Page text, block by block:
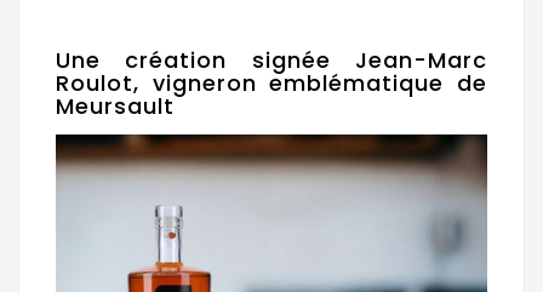
Une création signée Jean-Marc
Roulot, vigneron emblématique de
Meursault